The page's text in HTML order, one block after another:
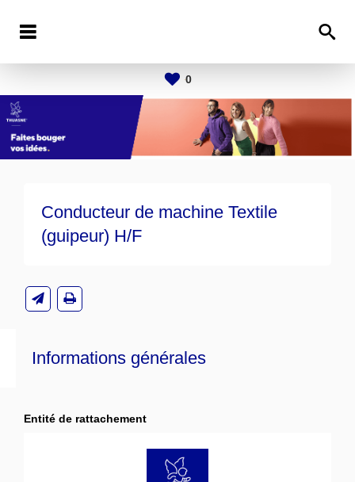
0
Conducteur de machine Textile
(guipeur) H/F
Informations générales
Entité de rattachement